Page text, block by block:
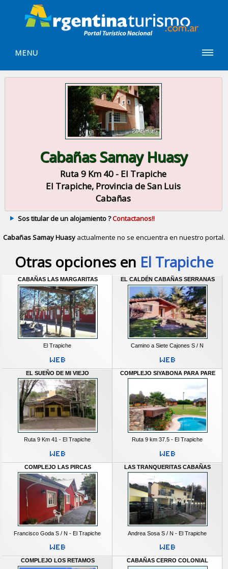
MENU
Cabañas Samay Huasy
Ruta 9 Km 40 - El Trapiche
El Trapiche, Provincia de San Luis
Cabañas
Sos titular de un alojamiento ?Contactanos!!
Cabañas Samay Huasyactualmente no se encuentra en nuestro portal.
Otras opciones en El Trapiche
CABAÑAS LAS MARGARITAS
El Trapiche
EL CALDÉN CABAÑAS SERRANAS
Camino a Siete Cajones S / N
EL SUEÑO DE MI VIEJO
Ruta 9 Km 41 - El Trapiche
COMPLEJO SIYABONA PARA PARE
Ruta 9 km 37.5 - El Trapiche
COMPLEJO LAS PIRCAS
Francisco Goda S / N - El Trapiche
LAS TRANQUERITAS CABAÑAS
Andrea Sosa S / N - El Trapiche
COMPLEJO LOS RETAMOS CABAÑAS CERRO COLONIAL